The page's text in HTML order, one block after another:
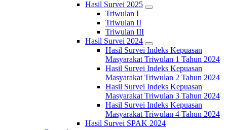
Hasil Survei 2025
Triwulan I
Triwulan II
Triwulan III
Hasil Survei 2024
Hasil Survei Indeks Kepuasan
Masyarakat Triwulan 1 Tahun 2024
Hasil Survei Indeks Kepuasan
Masyarakat Triwulan 2 Tahun 2024
Hasil Survei Indeks Kepuasan
Masyarakat Triwulan 3 Tahun 2024
Hasil Survei Indeks Kepuasan
Masyarakat Triwulan 4 Tahun 2024
Hasil Survei SPAK 2024